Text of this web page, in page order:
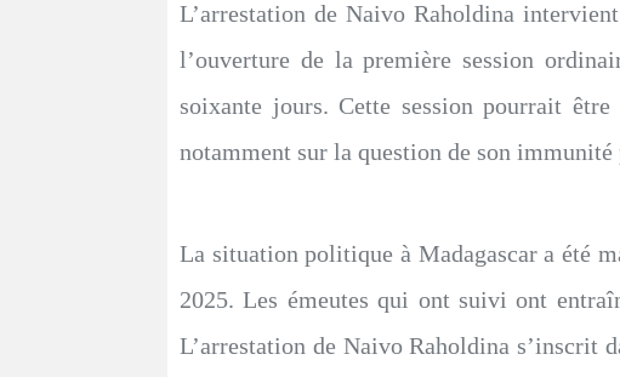
L’arrestation de Naivo Raholdina
l’ouverture de la première session
soixante jours. Cette session pourrait
notamment sur la question de son immunité
La situation politique à Madagascar a été
2025. Les émeutes qui ont suivi ont
L’arrestation de Naivo Raholdina s’inscrit